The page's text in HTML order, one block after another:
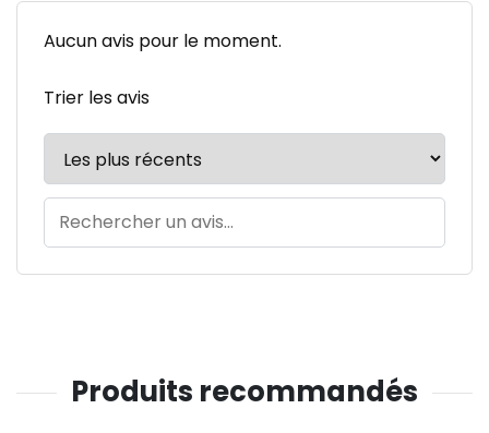
Aucun avis pour le moment.
Trier les avis
Produits recommandés